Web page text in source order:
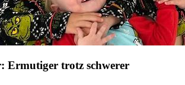
Ermutiger trotz schwerer